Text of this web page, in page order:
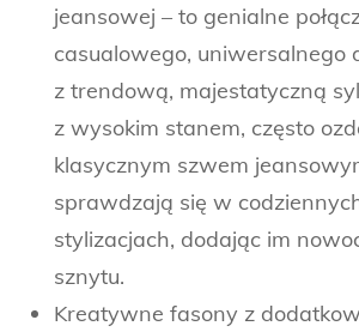
jeansowej – to genialne
casualowego, uniwersalnego
z trendową, majestatyczną
z wysokim stanem, często
klasycznym szwem
sprawdzają się w
stylizacjach, dodając im
sznytu.
Kreatywne fasony z